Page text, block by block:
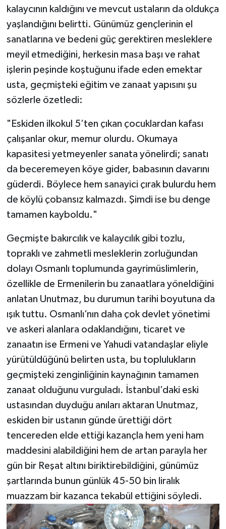
kalaycının kaldığını ve mevcut ustaların da oldukça
yaşlandığını belirtti. Günümüz gençlerinin el
sanatlarına ve bedeni güç gerektiren mesleklere
meyil etmediğini, herkesin masa başı ve rahat
işlerin peşinde koştuğunu ifade eden emektar
usta, geçmişteki eğitim ve zanaat yapısını şu
sözlerle özetledi:
"Eskiden ilkokul 5’ten çıkan çocuklardan kafası
çalışanlar okur, memur olurdu. Okumaya
kapasitesi yetmeyenler sanata yönelirdi; sanatı
da beceremeyen köye gider, babasının davarını
güderdi. Böylece hem sanayici çırak bulurdu hem
de köylü çobansız kalmazdı. Şimdi ise bu denge
tamamen kayboldu."
Geçmişte bakırcılık ve kalaycılık gibi tozlu,
topraklı ve zahmetli mesleklerin zorluğundan
dolayı Osmanlı toplumunda gayrimüslimlerin,
özellikle de Ermenilerin bu zanaatlara yöneldiğini
anlatan Unutmaz, bu durumun tarihi boyutuna da
ışık tuttu. Osmanlı’nın daha çok devlet yönetimi
ve askeri alanlara odaklandığını, ticaret ve
zanaatın ise Ermeni ve Yahudi vatandaşlar eliyle
yürütüldüğünü belirten usta, bu toplulukların
geçmişteki zenginliğinin kaynağının tamamen
zanaat olduğunu vurguladı. İstanbul’daki eski
ustasından duyduğu anıları aktaran Unutmaz,
eskiden bir ustanın günde ürettiği dört
tencereden elde ettiği kazançla hem yeni ham
maddesini alabildiğini hem de artan parayla her
gün bir Reşat altını biriktirebildiğini, günümüz
şartlarında bunun günlük 45-50 bin liralık
muazzam bir kazanca tekabül ettiğini söyledi.